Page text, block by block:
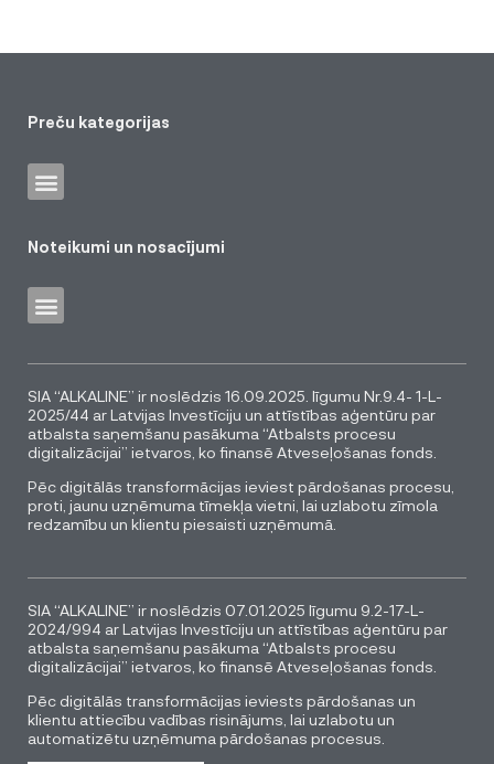
Preču kategorijas
Noteikumi un nosacījumi
SIA “ALKALINE” ir noslēdzis 16.09.2025. līgumu Nr.9.4- 1-L-
2025/44 ar Latvijas Investīciju un attīstības aģentūru par
atbalsta saņemšanu pasākuma “Atbalsts procesu
digitalizācijai” ietvaros, ko finansē Atveseļošanas fonds.
Pēc digitālās transformācijas ieviest pārdošanas procesu,
proti, jaunu uzņēmuma tīmekļa vietni, lai uzlabotu zīmola
redzamību un klientu piesaisti uzņēmumā.
SIA “ALKALINE” ir noslēdzis 07.01.2025 līgumu 9.2-17-L-
2024/994 ar Latvijas Investīciju un attīstības aģentūru par
atbalsta saņemšanu pasākuma “Atbalsts procesu
digitalizācijai” ietvaros, ko finansē Atveseļošanas fonds.
Pēc digitālās transformācijas ieviests pārdošanas un
klientu attiecību vadības risinājums, lai uzlabotu un
automatizētu uzņēmuma pārdošanas procesus.